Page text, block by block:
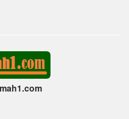
.com